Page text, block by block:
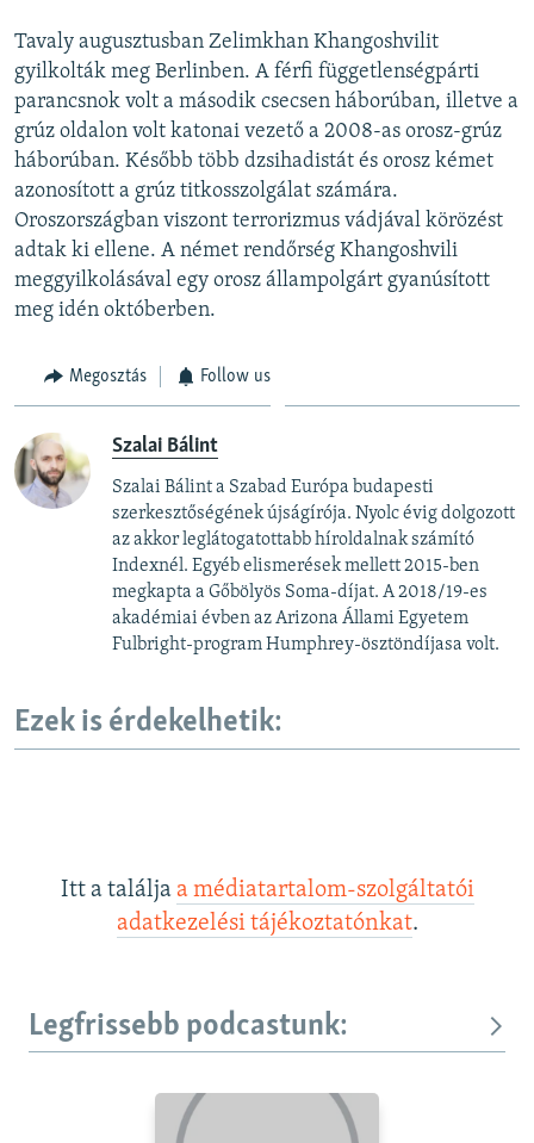
Tavaly augusztusban Zelimkhan Khangoshvilit
gyilkolták meg Berlinben. A férfi függetlenségpárti
parancsnok volt a második csecsen háborúban, illetve a
grúz oldalon volt katonai vezető a 2008-as orosz-grúz
háborúban. Később több dzsihadistát és orosz kémet
azonosított a grúz titkosszolgálat számára.
Oroszországban viszont terrorizmus vádjával körözést
adtak ki ellene. A német rendőrség Khangoshvili
meggyilkolásával egy orosz állampolgárt gyanúsított
meg idén októberben.
Megosztás Follow us
Szalai Bálint
Szalai Bálint a Szabad Európa budapesti
szerkesztőségének újságírója. Nyolc évig dolgozott
az akkor leglátogatottabb híroldalnak számító
Indexnél. Egyéb elismerések mellett 2015-ben
megkapta a Gőbölyös Soma-díjat. A 2018/19-es
akadémiai évben az Arizona Állami Egyetem
Fulbright-program Humphrey-ösztöndíjasa volt.
Ezek is érdekelhetik:
Itt a találja a médiatartalom-szolgáltatói
adatkezelési tájékoztatónkat.
Legfrissebb podcastunk: